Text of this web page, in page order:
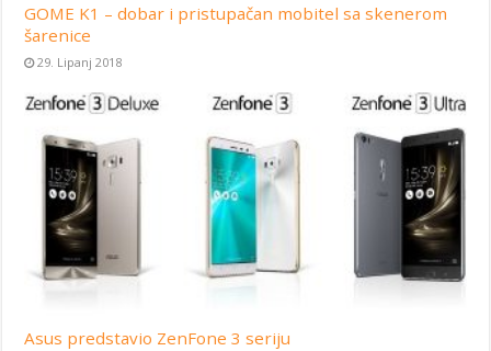
GOME K1 – dobar i pristupačan mobitel sa skenerom
šarenice
29. Lipanj 2018
Asus predstavio ZenFone 3 seriju